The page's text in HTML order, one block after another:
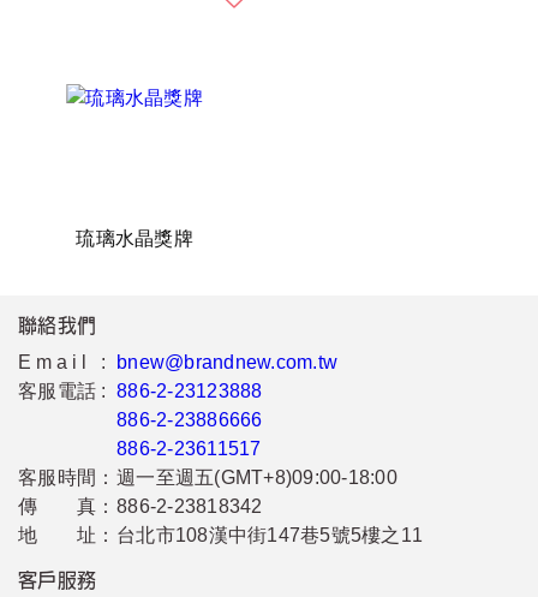
琉璃水晶獎牌
聯絡我們
Email :
bnew@brandnew.com.tw
客服電話 : 886-2-23123888
886-2-23886666
886-2-23611517
客服時間： 週一至週五(GMT+8)09:00-18:00
傳 真： 886-2-23818342
地 址： 台北市108漢中街147巷5號5樓之11
客戶服務